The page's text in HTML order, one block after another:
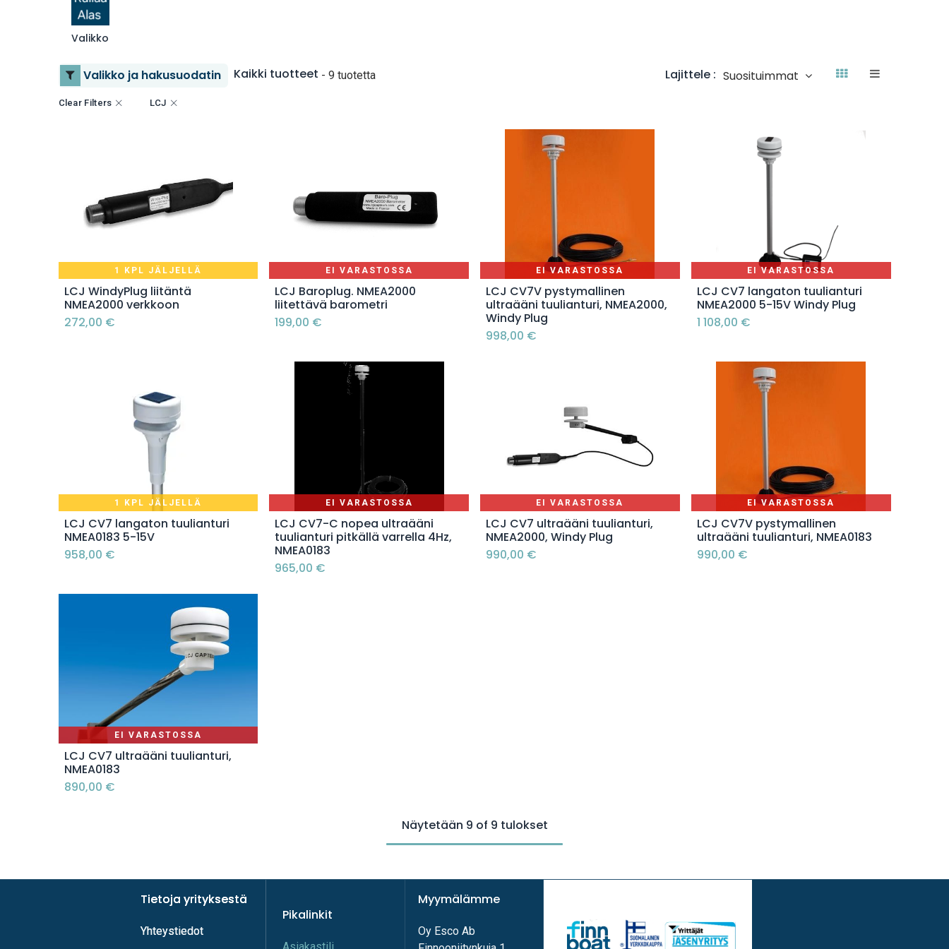
Valikko
Valikko ja hakusuodatin Kaikki tuotteet - 9 tuotetta Lajittele : Suosituimmat
Clear Filters LCJ
1 KPL JÄLJELLÄ
Lisää ostoskoriin
LCJ WindyPlug liitäntä
NMEA2000 verkkoon
272,00 €
EI VARASTOSSA
LCJ Baroplug. NMEA2000
liitettävä barometri
199,00 €
EI VARASTOSSA
LCJ CV7V pystymallinen
ultraääni tuulianturi, NMEA2000,
Windy Plug
998,00 €
EI VARASTOSSA
LCJ CV7 langaton tuulianturi
NMEA2000 5-15V Windy Plug
1 108,00 €
1 KPL JÄLJELLÄ
Lisää ostoskoriin
LCJ CV7 langaton tuulianturi
NMEA0183 5-15V
958,00 €
EI VARASTOSSA
LCJ CV7-C nopea ultraääni
tuulianturi pitkällä varrella 4Hz,
NMEA0183
965,00 €
EI VARASTOSSA
LCJ CV7 ultraääni tuulianturi,
NMEA2000, Windy Plug
990,00 €
EI VARASTOSSA
LCJ CV7V pystymallinen
ultraääni tuulianturi, NMEA0183
990,00 €
EI VARASTOSSA
LCJ CV7 ultraääni tuulianturi,
NMEA0183
890,00 €
Näytetään 9 of 9 tulokset
Pikalinkit
Myymälämme
Oy Esco Ab
Tietoja yrityksestä
Yhteystiedot
Tietoja yrityksestä
Yhteystiedot